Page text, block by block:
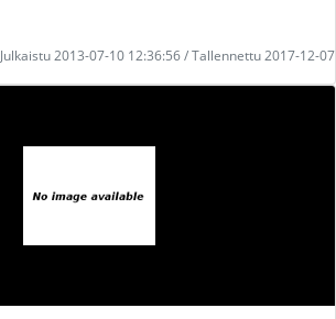
Julkaistu 2013-07-10 12:36:56 / Tallennettu 2017-12-07